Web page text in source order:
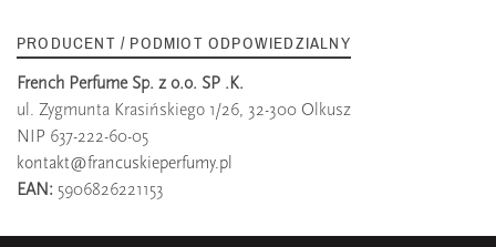
PRODUCENT / PODMIOT ODPOWIEDZIALNY
French Perfume Sp. z o.o. SP .K.
ul. Zygmunta Krasińskiego 1/26, 32-300 Olkusz
NIP 637-222-60-05
kontakt@francuskieperfumy.pl
EAN: 5906826221153